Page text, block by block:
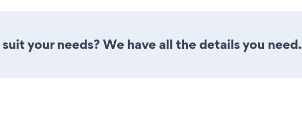
your needs? We have all the details you need.